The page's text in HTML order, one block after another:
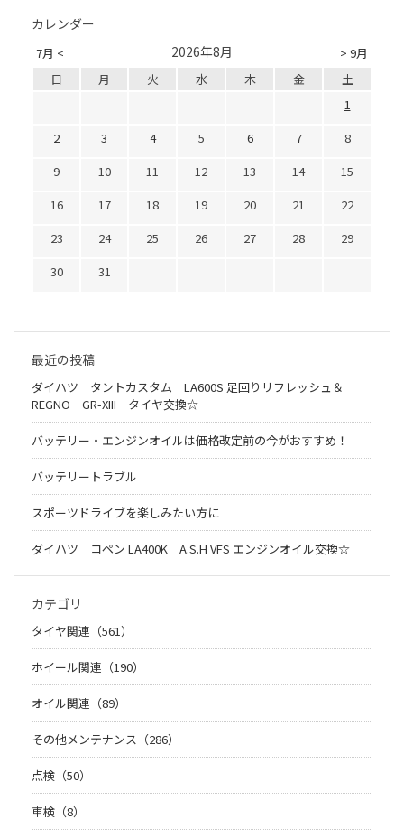
カレンダー
7月 < > 9月
2026年8月
日 月 火 水 木 金
土
1
2
3 4 5 6 7
8
9
10 11 12 13 14
15
16
17 18 19 20 21
22
23
24 25 26 27 28
29
30
31
最近の投稿
ダイハツ タントカスタム LA600S 足回りリフレッシュ＆
REGNO GR-XIII タイヤ交換☆
バッテリー・エンジンオイルは価格改定前の今がおすすめ！
バッテリートラブル
スポーツドライブを楽しみたい方に
ダイハツ コペン LA400K A.S.H VFS エンジンオイル交換☆
カテゴリ
タイヤ関連（561）
ホイール関連（190）
オイル関連（89）
その他メンテナンス（286）
点検（50）
車検（8）